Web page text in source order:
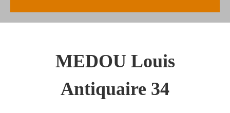
MEDOU Louis
Antiquaire 34